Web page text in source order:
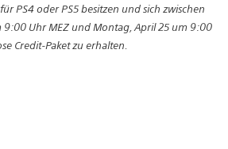
PS4 oder PS5 besitzen und sich zwischen
9:00 Uhr MEZ und Montag, April 25 um 9:00
Credit-Paket zu erhalten.